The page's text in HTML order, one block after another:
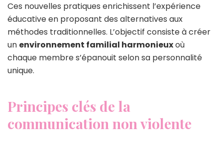
Ces nouvelles pratiques enrichissent l’expérience
éducative en proposant des alternatives aux
méthodes traditionnelles. L’objectif consiste à créer
un environnement familial harmonieuxoù
chaque membre s’épanouit selon sa personnalité
unique.
Principes clés de la
communication non violente